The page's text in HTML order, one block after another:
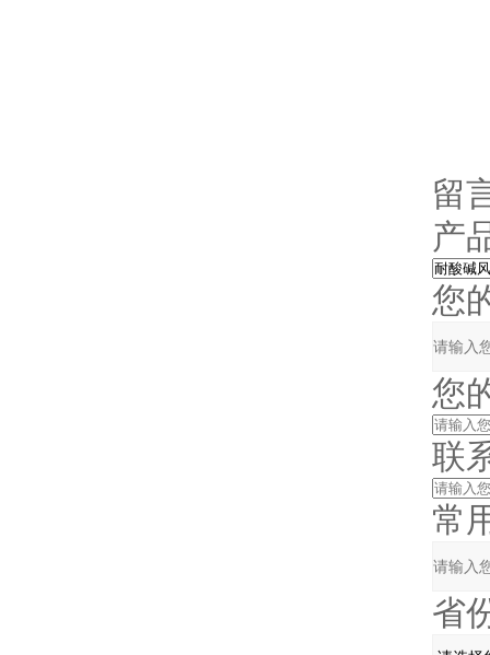
留
产品
您
您的
联系
常
省份